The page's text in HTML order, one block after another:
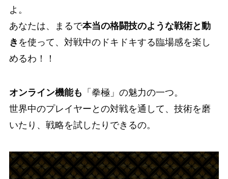
よ。
あなたは、まるで本当の格闘技のような戦術と動
き を使って、対戦中のドキドキする臨場感を楽し
めるわ！！
オンライン機能も 「拳極」の魅力の一つ。
世界中のプレイヤーとの対戦を通して、技術を磨
いたり、戦略を試したりできるの。